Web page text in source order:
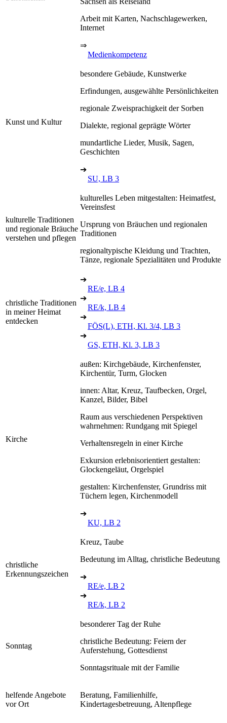
Arbeit mit Karten, Nachschlagewerken,
Internet
⇒
Medienkompetenz
Kunst und Kultur
besondere Gebäude, Kunstwerke
Erfindungen, ausgewählte Persönlichkeiten
regionale Zweisprachigkeit der Sorben
Dialekte, regional geprägte Wörter
mundartliche Lieder, Musik, Sagen,
Geschichten
➔
SU, LB 3
kulturelle Traditionen
und regionale Bräuche
verstehen und pflegen
kulturelles Leben mitgestalten: Heimatfest,
Vereinsfest
Ursprung von Bräuchen und regionalen
Traditionen
regionaltypische Kleidung und Trachten,
Tänze, regionale Spezialitäten und Produkte
christliche Traditionen
in meiner Heimat
entdecken
➔
RE/e, LB 4
➔
RE/k, LB 4
➔
FÖS(L), ETH, Kl. 3/4, LB 3
➔
GS, ETH, Kl. 3, LB 3
Kirche
außen: Kirchgebäude, Kirchenfenster,
Kirchentür, Turm, Glocken
innen: Altar, Kreuz, Taufbecken, Orgel,
Kanzel, Bilder, Bibel
Raum aus verschiedenen Perspektiven
wahrnehmen: Rundgang mit Spiegel
Verhaltensregeln in einer Kirche
Exkursion erlebnisorientiert gestalten:
Glockengeläut, Orgelspiel
gestalten: Kirchenfenster, Grundriss mit
Tüchern legen, Kirchenmodell
➔
KU, LB 2
christliche
Erkennungszeichen
Kreuz, Taube
Bedeutung im Alltag, christliche Bedeutung
➔
RE/e, LB 2
➔
RE/k, LB 2
Sonntag
besonderer Tag der Ruhe
christliche Bedeutung: Feiern der
Auferstehung, Gottesdienst
Sonntagsrituale mit der Familie
helfende Angebote
vor Ort
Beratung, Familienhilfe,
Kindertagesbetreuung, Altenpflege